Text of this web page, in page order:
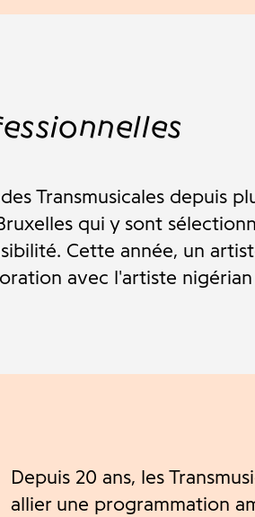
Transmusicales depuis
qui y sont
Cette année, un
avec l'artiste nigérian
Depuis 20 ans, les
allier une programmation